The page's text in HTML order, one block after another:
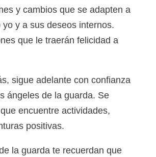
y cambios que se adapten a
y a sus deseos internos.
que le traerán felicidad a
sigue adelante con confianza
ángeles de la guarda. Se
encuentre actividades,
positivas.
la guarda te recuerdan que